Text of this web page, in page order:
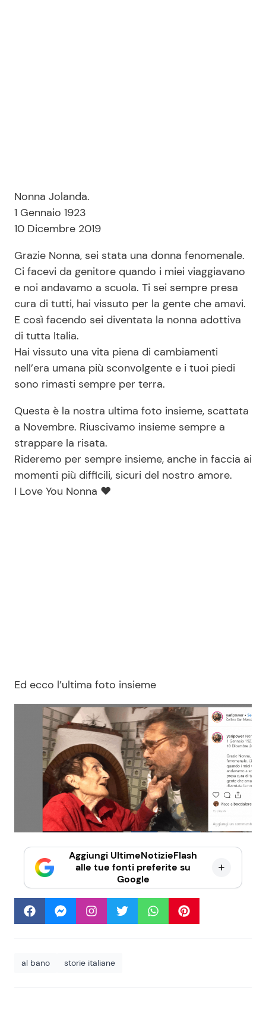
Nonna Jolanda.
1 Gennaio 1923
10 Dicembre 2019
Grazie Nonna, sei stata una donna fenomenale.
Ci facevi da genitore quando i miei viaggiavano
e noi andavamo a scuola. Ti sei sempre presa
cura di tutti, hai vissuto per la gente che amavi.
E così facendo sei diventata la nonna adottiva
di tutta Italia.
Hai vissuto una vita piena di cambiamenti
nell’era umana più sconvolgente e i tuoi piedi
sono rimasti sempre per terra.
Questa è la nostra ultima foto insieme, scattata
a Novembre. Riuscivamo insieme sempre a
strappare la risata.
Rideremo per sempre insieme, anche in faccia ai
momenti più difficili, sicuri del nostro amore.
I Love You Nonna ❤️
Ed ecco l’ultima foto insieme
Aggiungi UltimeNotizieFlash
alle tue fonti preferite su
Google
al bano storie italiane